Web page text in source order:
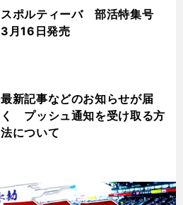
スポルティーバ 部活特集号
3月16日発売
最新記事などのお知らせが届
く プッシュ通知を受け取る方
法について